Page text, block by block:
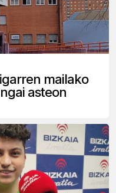
mailako
asteon